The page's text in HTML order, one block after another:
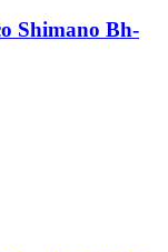
Shimano Bh-